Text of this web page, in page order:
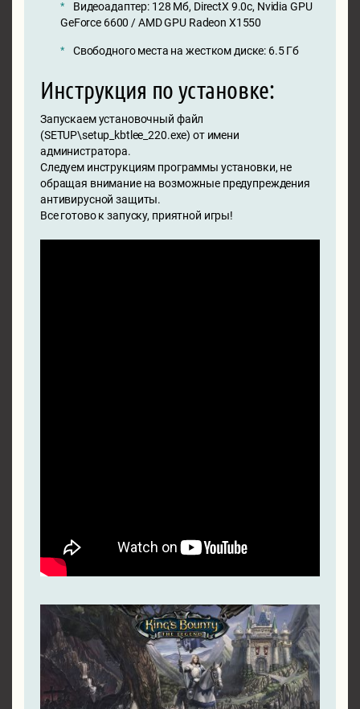
Видеоадаптер: 128 Мб, DirectX 9.0c, Nvidia GPU
GeForce 6600 / AMD GPU Radeon X1550
Свободного места на жестком диске: 6.5 Гб
Инструкция по установке:
Запускаем установочный файл
(SETUP\setup_kbtlee_220.exe) от имени
администратора.
Следуем инструкциям программы установки, не
обращая внимание на возможные предупреждения
антивирусной защиты.
Все готово к запуску, приятной игры!